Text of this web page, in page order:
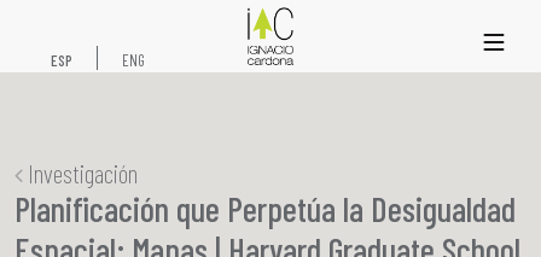
xs
ESP ENG
Investigación
Planificación que Perpetúa la Desigualdad